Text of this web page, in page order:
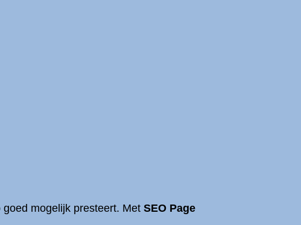
mogelijk presteert. Met SEO Page